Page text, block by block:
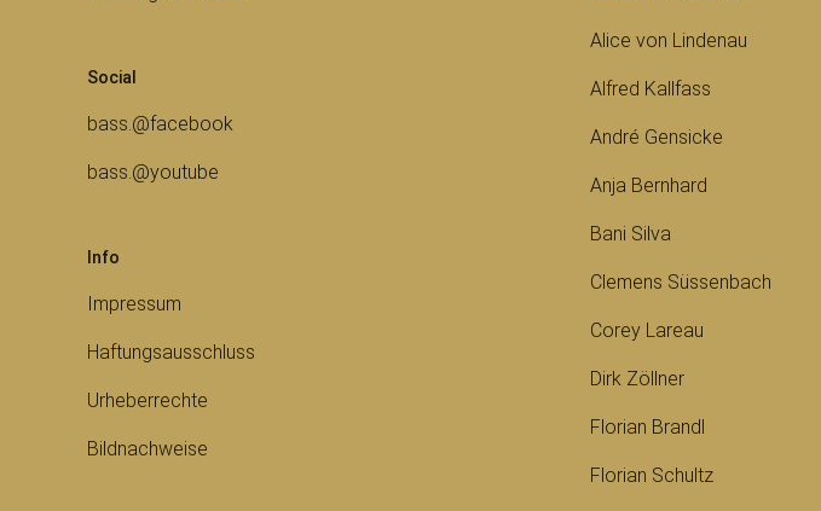
Social
bass.@facebook
bass.@youtube
Info
Impressum
Haftungsausschluss
Urheberrechte
Bildnachweise
Alice von Lindenau
Alfred Kallfass
André Gensicke
Anja Bernhard
Bani Silva
Clemens Süssenbach
Corey Lareau
Dirk Zöllner
Florian Brandl
Florian Schultz